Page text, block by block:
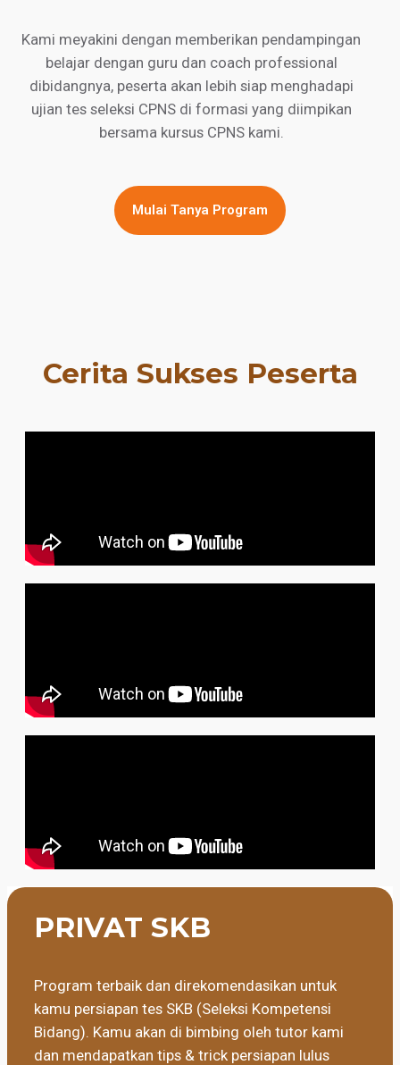
Kami meyakini dengan memberikan pendampingan
belajar dengan guru dan coach professional
dibidangnya, peserta akan lebih siap menghadapi
ujian tes seleksi CPNS di formasi yang diimpikan
bersama kursus CPNS kami.
Mulai Tanya Program
Cerita Sukses Peserta
PRIVAT SKB
Program terbaik dan direkomendasikan untuk
kamu persiapan tes SKB (Seleksi Kompetensi
Bidang). Kamu akan di bimbing oleh tutor kami
dan mendapatkan tips & trick persiapan lulus